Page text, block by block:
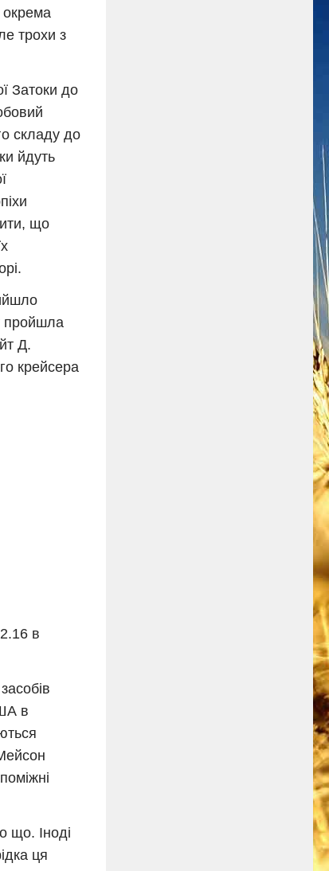
окрема
трохи з
Затоки до
складу до
йдуть
що
пройшла
Д.
крейсера
в
в
що. Іноді
ця